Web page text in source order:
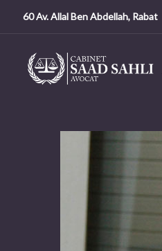
60 Av. Allal Ben Abdellah, Rabat